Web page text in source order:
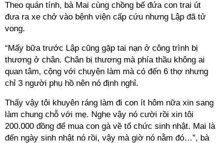
Theo quán tính, bà Mai cùng chồng bế đứa con trai út
đưa ra xe chở vào bệnh viện cấp cứu nhưng Lập đã tử
vong.
“Mấy bữa trước Lập cũng gặp tai nạn ở công trình bị
thương ở chân. Chân bị thương mà phía thầu không ai
quan tâm, cộng với chuyện làm mà có đến 6 thợ nhưng
chỉ 3 người phụ hồ nên nó định nghỉ.
Thấy vậy tôi khuyên ráng làm đi con ít hôm nữa xin sang
làm chung chỗ với mẹ. Nghe vậy nó cười rồi xin tôi
200.000 đồng để mua con gà về tổ chức sinh nhật. Mai là
đến ngày sinh nhật nó rồi, vậy mà giờ nó nằm đó…”, bà